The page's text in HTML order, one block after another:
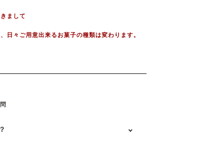
まして
日々ご用意出来るお菓子の種類は変わります。